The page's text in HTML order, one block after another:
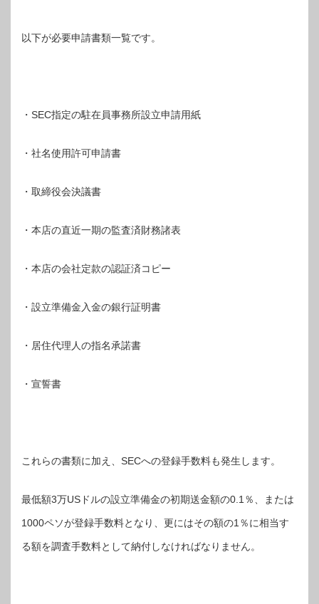
以下が必要申請書類一覧です。
・SEC指定の駐在員事務所設立申請用紙
・社名使用許可申請書
・取締役会決議書
・本店の直近一期の監査済財務諸表
・本店の会社定款の認証済コピー
・設立準備金入金の銀行証明書
・居住代理人の指名承諾書
・宣誓書
これらの書類に加え、SECへの登録手数料も発生します。
最低額3万USドルの設立準備金の初期送金額の0.1％、または
1000ペソが登録手数料となり、更にはその額の1％に相当す
る額を調査手数料として納付しなければなりません。